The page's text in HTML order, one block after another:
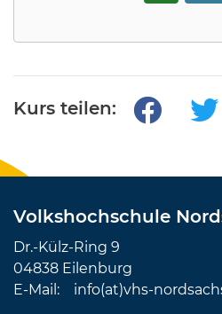
Kurs teilen:
Volkshochschule
Dr.-Külz-Ring 9
04838 Eilenburg
E-Mail: info(at)vhs-